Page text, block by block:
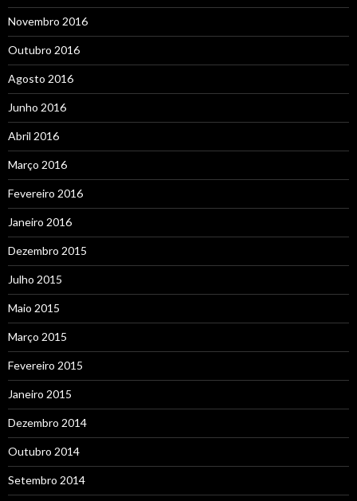
Novembro 2016
Outubro 2016
Agosto 2016
Junho 2016
Abril 2016
Março 2016
Fevereiro 2016
Janeiro 2016
Dezembro 2015
Julho 2015
Maio 2015
Março 2015
Fevereiro 2015
Janeiro 2015
Dezembro 2014
Outubro 2014
Setembro 2014